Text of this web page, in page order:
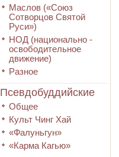
Маслов («Союз
Сотворцов Святой
Руси»)
НОД (национально -
освободительное
движение)
Разное
Псевдобуддийские
Общее
Культ Чинг Хай
«Фалуньгун»
«Карма Кагью»